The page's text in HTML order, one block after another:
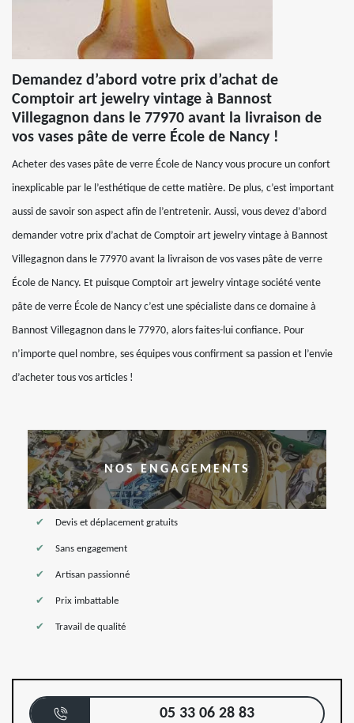
Demandez d’abord votre prix d’achat de
Comptoir art jewelry vintage à Bannost
Villegagnon dans le 77970 avant la livraison de
vos vases pâte de verre École de Nancy !
Acheter des vases pâte de verre École de Nancy vous procure un confort
inexplicable par le l’esthétique de cette matière. De plus, c’est important
aussi de savoir son aspect afin de l’entretenir. Aussi, vous devez d’abord
demander votre prix d’achat de Comptoir art jewelry vintage à Bannost
Villegagnon dans le 77970 avant la livraison de vos vases pâte de verre
École de Nancy. Et puisque Comptoir art jewelry vintage société vente
pâte de verre École de Nancy c’est une spécialiste dans ce domaine à
Bannost Villegagnon dans le 77970, alors faites-lui confiance. Pour
n’importe quel nombre, ses équipes vous confirment sa passion et l’envie
d’acheter tous vos articles !
NOS ENGAGEMENTS
Devis et déplacement gratuits
Sans engagement
Artisan passionné
Prix imbattable
Travail de qualité
05 33 06 28 83